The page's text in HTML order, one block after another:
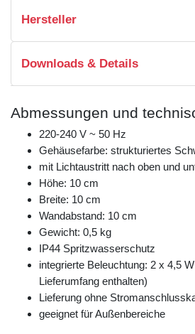
Hersteller
Downloads & Details
Abmessungen und
220-240 V ~ 50 Hz
Gehäusefarbe: strukturiertes
mit Lichtaustritt nach oben und
Höhe: 10 cm
Breite: 10 cm
Wandabstand: 10 cm
Gewicht: 0,5 kg
IP44 Spritzwasserschutz
integrierte Beleuchtung: 2 x 4,5
Lieferumfang enthalten)
Lieferung ohne
geeignet für Außenbereiche